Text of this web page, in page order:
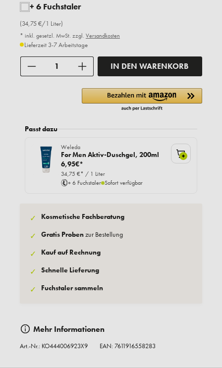
+ 6 Fuchstaler
(34,75 €/1 Liter)
* inkl. gesetzl. MwSt. zzgl. Versandkosten
Lieferzeit 3-7 Arbeitstage
IN DEN WARENKORB
Passt dazu
Weleda
For Men Aktiv-Duschgel, 200ml
6,95€*
34,75 €* / 1 Liter
+ 6 Fuchstaler Sofort verfügbar
+
✓ Kosmetische Fachberatung
✓ Gratis Probenzur Bestellung
✓ Kauf auf Rechnung
✓ Schnelle Lieferung
✓ Fuchstaler sammeln
Mehr Informationen
Art.-Nr.: KO444006923X9 EAN: 7611916558283